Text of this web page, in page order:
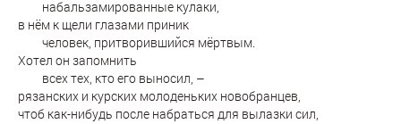
набальзамированные кулаки,
в нём к щели глазами приник
человек, притворившийся мёртвым.
Хотел он запомнить
всех тех, кто его выносил, –
рязанских и курских молоденьких новобранцев,
чтоб как-нибудь после набраться для вылазки сил,